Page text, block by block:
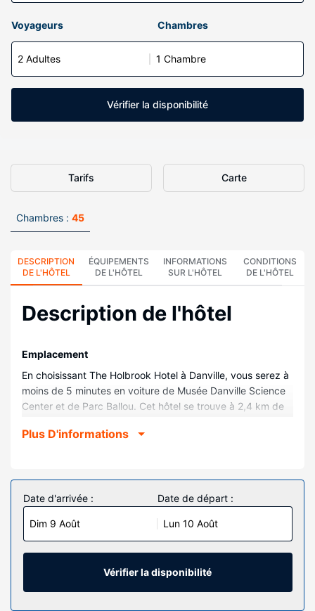
Voyageurs Chambres
2 Adultes 1 Chambre
Vérifier la disponibilité
Tarifs Carte
Chambres : 45
DESCRIPTION
DE L'HÔTEL
ÉQUIPEMENTS
DE L'HÔTEL
INFORMATIONS
SUR L'HÔTEL
CONDITIONS
DE L'HÔTEL
Description de l'hôtel
Emplacement
En choisissant The Holbrook Hotel à Danville, vous serez à
moins de 5 minutes en voiture de Musée Danville Science
Center et de Parc Ballou. Cet hôtel se trouve à 2,4 km de
Casino.
Passez un séjour comme il se doit dans une des 45
chambres climatisées de l'hébergement et profitez des
nombreuses installations à votre disposition, notamment
une kitchenette. Une télévision connectée 42 pouces avec
chaînes numériques assure votre divertissement et l'accès
Wi-Fi à Internet gratuit vous permet de rester en contact
avec le reste du monde. Les équipements et services
offerts par l'hébergement comprennent un coffre-fort
Plus D'informations
Date d'arrivée :
Dim 9 Août
Date de départ :
Lun 10 Août
Vérifier la disponibilité